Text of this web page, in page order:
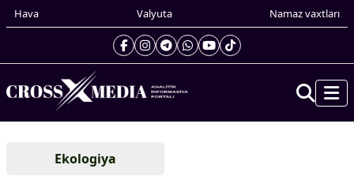
Hava Valyuta Namaz vaxtları
GündəmEkologiya